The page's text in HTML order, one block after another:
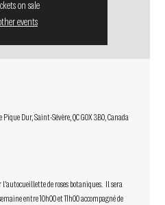
on sale
events
Dur, Saint-Sévère, QC G0X 3B0, Canada
de roses botaniques.  Il sera
entre 10h00 et 11h00 accompagné de